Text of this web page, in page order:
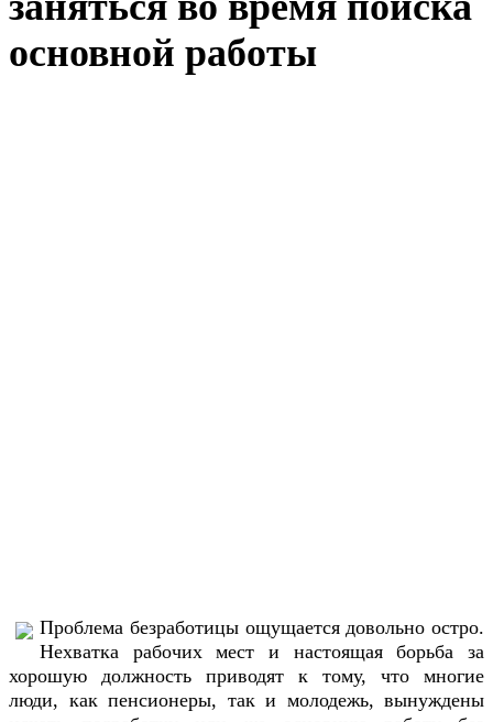
основной работы
Проблема безработицы ощущается довольно остро.
Нехватка рабочих мест и настоящая борьба за
хорошую должность приводят к тому, что многие
люди, как пенсионеры, так и молодежь, вынуждены